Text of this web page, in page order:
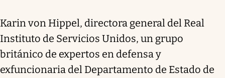
Karin von Hippel, directora general del Real
Instituto de Servicios Unidos, un grupo
británico de expertos en defensa y
exfuncionaria del Departamento de Estado de